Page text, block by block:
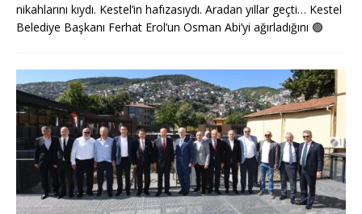
nikahlarını kıydı. Kestel’in hafızasıydı. Aradan yıllar geçti… Kestel
Belediye Başkanı Ferhat Erol’un Osman Abi’yi ağırladığını 🟢